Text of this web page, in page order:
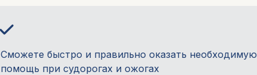
Сможете быстро и правильно оказать необходимую
помощь при судорогах и ожогах